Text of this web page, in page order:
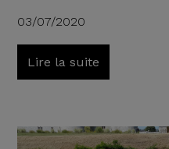
03/07/2020
Lire la suite